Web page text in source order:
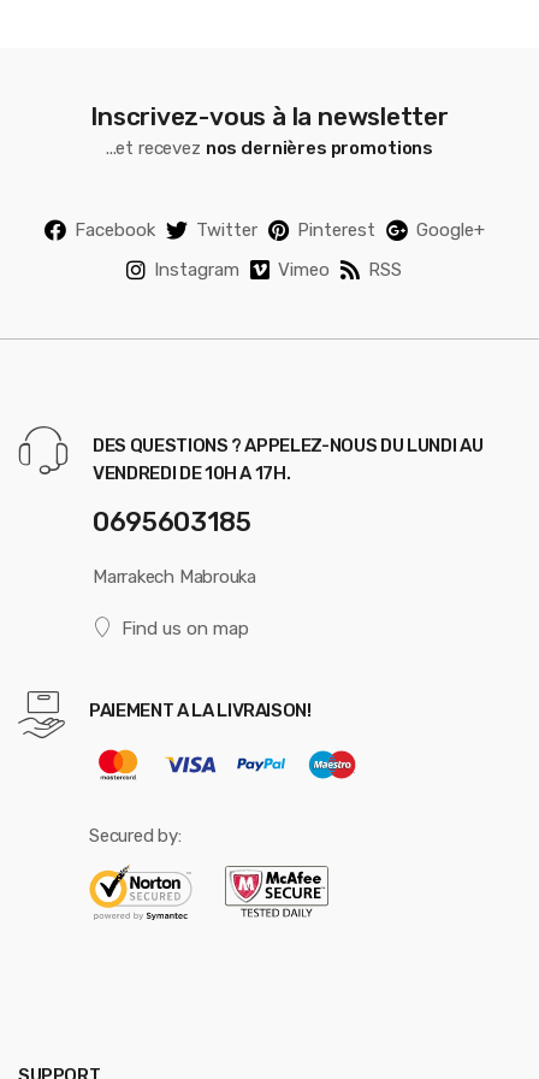
Inscrivez-vous à la newsletter
...et recevez nos dernières promotions
Facebook Twitter Pinterest
Google+
Instagram
Vimeo RSS
DES QUESTIONS ? APPELEZ-NOUS DU LUNDI AU
VENDREDI DE 10H A 17H.
0695603185
Marrakech Mabrouka
Find us on map
PAIEMENT A LA LIVRAISON!
Secured by: